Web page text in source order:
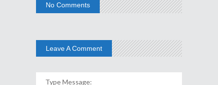
No Comments
Leave A Comment